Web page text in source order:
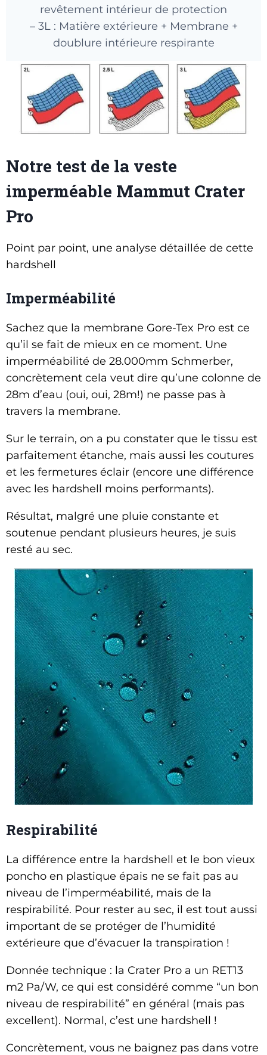
revêtement intérieur de protection
– 3L : Matière extérieure + Membrane +
doublure intérieure respirante
Notre test de la veste
imperméable Mammut Crater
Pro
Point par point, une analyse détaillée de cette
hardshell
Imperméabilité
Sachez que la membrane Gore-Tex Pro est ce
qu’il se fait de mieux en ce moment. Une
imperméabilité de 28.000mm Schmerber,
concrètement cela veut dire qu’une colonne de
28m d’eau (oui, oui, 28m!) ne passe pas à
travers la membrane.
Sur le terrain, on a pu constater que le tissu est
parfaitement étanche, mais aussi les coutures
et les fermetures éclair (encore une différence
avec les hardshell moins performants).
Résultat, malgré une pluie constante et
soutenue pendant plusieurs heures, je suis
resté au sec.
Respirabilité
La différence entre la hardshell et le bon vieux
poncho en plastique épais ne se fait pas au
niveau de l’imperméabilité, mais de la
respirabilité. Pour rester au sec, il est tout aussi
important de se protéger de l’humidité
extérieure que d’évacuer la transpiration !
Donnée technique : la Crater Pro a un RET13
m2 Pa/W, ce qui est considéré comme “un bon
niveau de respirabilité” en général (mais pas
excellent). Normal, c’est une hardshell !
Concrètement, vous ne baignez pas dans votre